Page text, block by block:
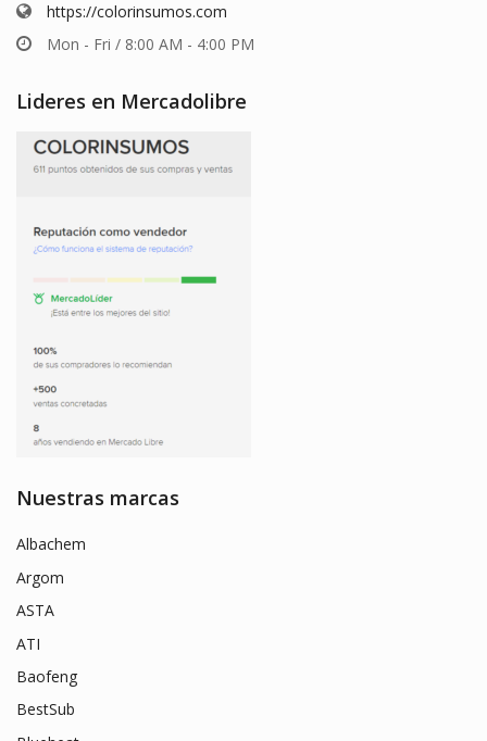
https://colorinsumos.com
Mon - Fri / 8:00 AM - 4:00 PM
Lideres en Mercadolibre
Nuestras marcas
Albachem
Argom
ASTA
ATI
Baofeng
BestSub